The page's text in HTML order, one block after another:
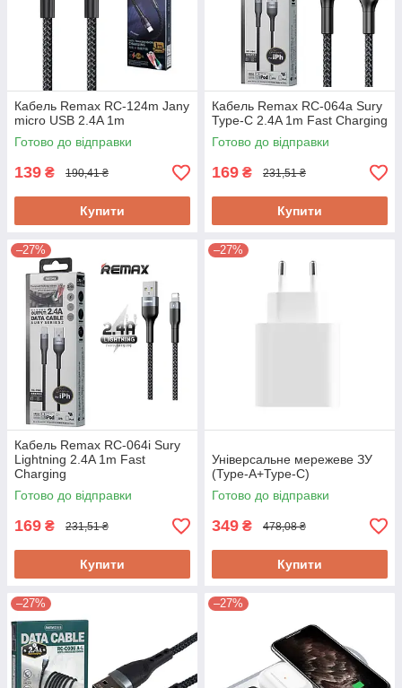
Кабель Remax RC-124m Jany
micro USB 2.4A 1m
Готово до відправки
139 ₴ 190,41 ₴
Купити
Кабель Remax RC-064a Sury
Type-C 2.4A 1m Fast Charging
Готово до відправки
169 ₴ 231,51 ₴
Купити
–27%
Кабель Remax RC-064i Sury
Lightning 2.4A 1m Fast
Charging
Готово до відправки
169 ₴ 231,51 ₴
Купити
–27%
Універсальне мережеве ЗУ
(Type-A+Type-C)
Готово до відправки
349 ₴ 478,08 ₴
Купити
–27% –27%